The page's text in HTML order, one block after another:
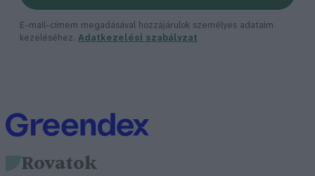
E-mail-címem megadásával hozzájárulok személyes adataim
kezeléséhez. Adatkezelési szabályzat
Rovatok